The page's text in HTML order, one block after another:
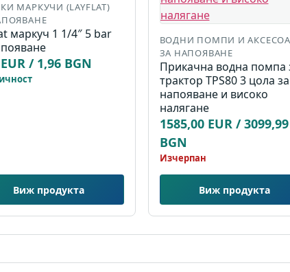
МАРКУЧИ (LAYFLAT)
маркуч 1 1/4″ 5 bar
/ 1,96 BGN
Виж продукта
ВОДНИ ПОМПИ И
ЗА НАПОЯВАНЕ
Прикачна водна помпа
трактор TPS80 3 цола за
напояване и високо
налягане
1585,00 EUR / 3099,99
BGN
Изчерпан
Виж продукта